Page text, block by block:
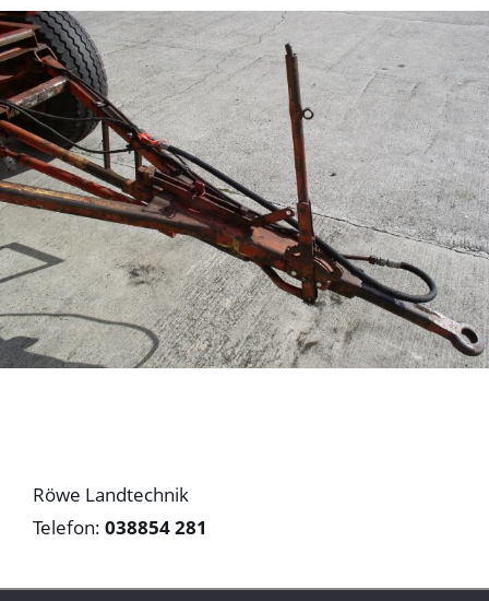
Röwe Landtechnik
Telefon: 038854 281